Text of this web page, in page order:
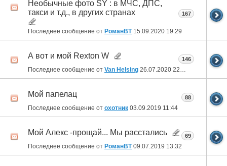
Необычные фото SY : в МЧС, ДПС,
такси и т.д., в других странах
Последнее сообщение от РоманВТ15.09.2020 19:29
167
А вот и мой Rexton W
Последнее сообщение от Van Helsing 26.07.2020 22:13
146
Мой папелац
Последнее сообщение от охотник 03.09.2019 11:44
88
Мой Алекс -прощай... Мы расстались
Последнее сообщение от РоманВТ09.07.2019 13:32
69